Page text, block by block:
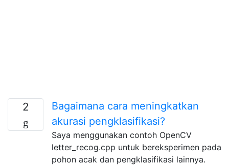
2
Bagaimana cara meningkatkan
akurasi pengklasifikasi?
Saya menggunakan contoh OpenCV
letter_recog.cpp untuk bereksperimen pada
pohon acak dan pengklasifikasi lainnya.